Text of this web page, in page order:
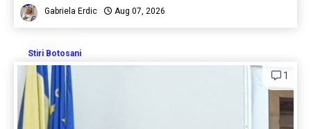
Gabriela Erdic Aug 07, 2026
Stiri Botosani
1